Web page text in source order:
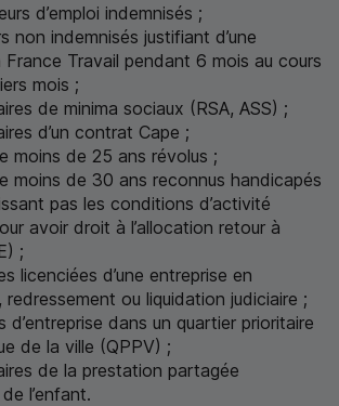
d’emploi indemnisés ;
non indemnisés justifiant d’une
France Travail pendant 6 mois au cours
mois ;
de minima sociaux (RSA, ASS) ;
d’un contrat Cape ;
moins de 25 ans révolus ;
moins de 30 ans reconnus handicapés
pas les conditions d’activité
avoir droit à l’allocation retour à
) ;
licenciées d’une entreprise en
redressement ou liquidation judiciaire ;
d’entreprise dans un quartier prioritaire
de la ville (QPPV) ;
de la prestation partagée
l’enfant.